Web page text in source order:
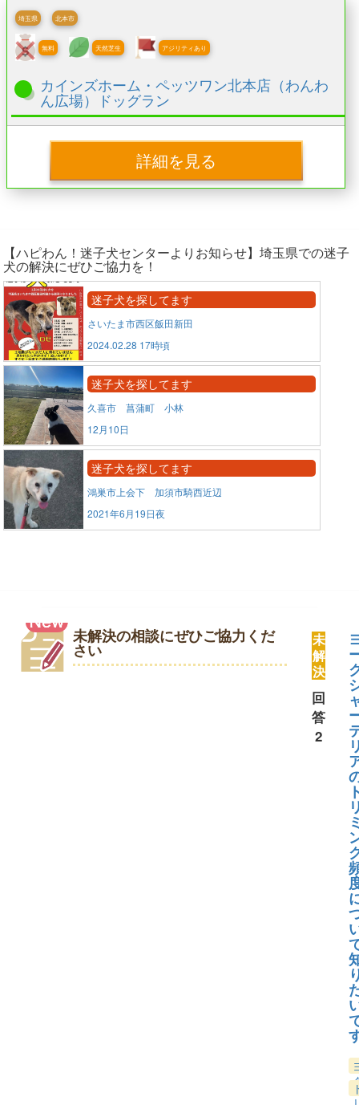
埼玉県 北本市
無料 天然芝生 アジリティあり
カインズホーム・ペッツワン北本店（わんわ
ん広場）ドッグラン
詳細を見る
【ハピわん！迷子犬センターよりお知らせ】埼玉県での迷子
犬の解決にぜひご協力を！
迷子犬を探してます
さいたま市西区飯田新田
2024.02.28 17時頃
迷子犬を探してます
久喜市 菖蒲町 小林
12月10日
迷子犬を探してます
鴻巣市上会下 加須市騎西近辺
2021年6月19日夜
未解決の相談にぜひご協力くだ
さい
未
解
決
回
答
2